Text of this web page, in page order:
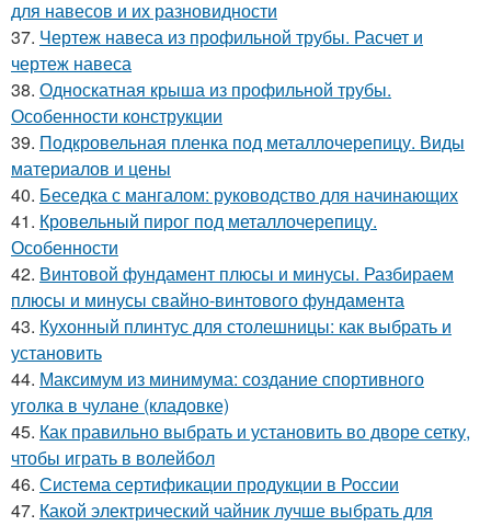
для навесов и их разновидности
37. Чертеж навеса из профильной трубы. Расчет и
чертеж навеса
38. Односкатная крыша из профильной трубы.
Особенности конструкции
39. Подкровельная пленка под металлочерепицу. Виды
материалов и цены
40. Беседка с мангалом: руководство для начинающих
41. Кровельный пирог под металлочерепицу.
Особенности
42. Винтовой фундамент плюсы и минусы. Разбираем
плюсы и минусы свайно-винтового фундамента
43. Кухонный плинтус для столешницы: как выбрать и
установить
44. Максимум из минимума: создание спортивного
уголка в чулане (кладовке)
45. Как правильно выбрать и установить во дворе сетку,
чтобы играть в волейбол
46. Система сертификации продукции в России
47. Какой электрический чайник лучше выбрать для